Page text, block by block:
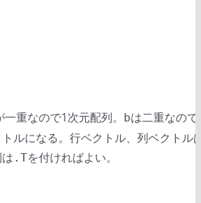
一重なので1次元配列。 bは二重なの
ルになる。行ベクトル、列ベクト
.Tを付ければよい。